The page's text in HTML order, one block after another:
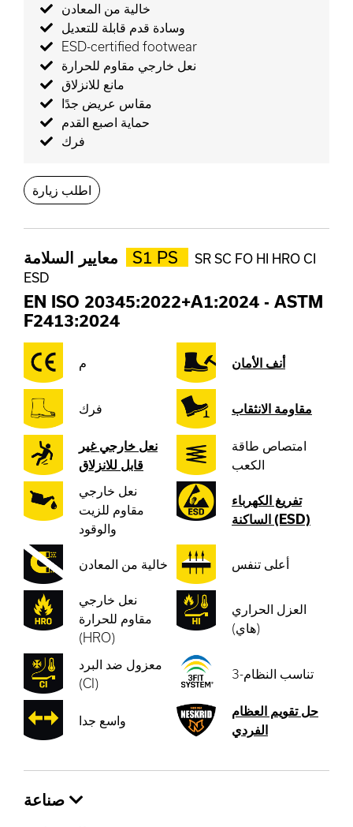
خالية من المعادن
وسادة قدم قابلة للتعديل
ESD-certified footwear
نعل خارجي مقاوم للحرارة
مانع للانزلاق
مقاس عريض جدًا
حماية اصبع القدم
فرك
اطلب زيارة
S1 PS
SR SC FO HI HRO CI
ESD
EN ISO 20345:2022+A1:2024 - ASTM
F2413:2024
م أنف الأمان
فرك مقاومة الانثقاب
نعل خارجي غير
قابل للانزلاق
امتصاص طاقة
الكعب
نعل خارجي
مقاوم للزيت
والوقود
تفريغ الكهرباء
الساكنة (ESD)
خالية من المعادن أعلى تنفس
نعل خارجي
مقاوم للحرارة
(HRO)
العزل الحراري
(هاي)
معزول ضد البرد
(CI)
3-تناسب النظام
واسع جدا
حل تقويم العظام
الفردي